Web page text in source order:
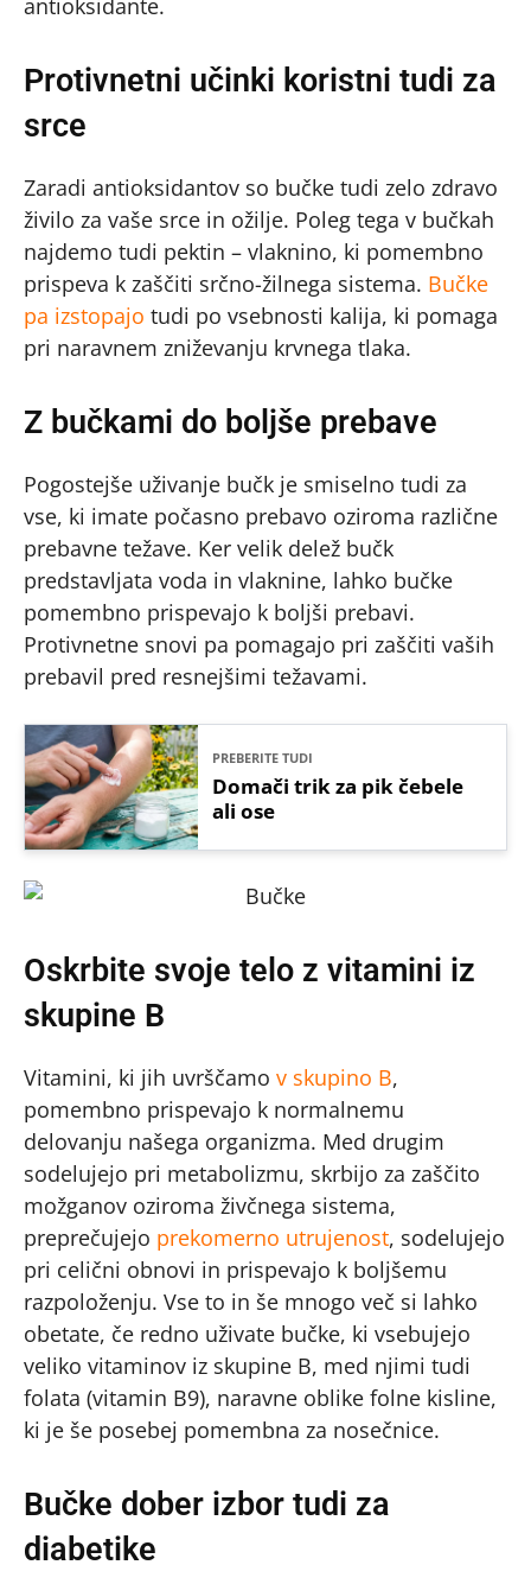
antioksidante.
Protivnetni učinki koristni tudi za
srce
Zaradi antioksidantov so bučke tudi zelo zdravo
živilo za vaše srce in ožilje. Poleg tega v bučkah
najdemo tudi pektin – vlaknino, ki pomembno
prispeva k zaščiti srčno-žilnega sistema. Bučke
pa izstopajo tudi po vsebnosti kalija, ki pomaga
pri naravnem zniževanju krvnega tlaka.
Z bučkami do boljše prebave
Pogostejše uživanje bučk je smiselno tudi za
vse, ki imate počasno prebavo oziroma različne
prebavne težave. Ker velik delež bučk
predstavljata voda in vlaknine, lahko bučke
pomembno prispevajo k boljši prebavi.
Protivnetne snovi pa pomagajo pri zaščiti vaših
prebavil pred resnejšimi težavami.
PREBERITE TUDI
Domači trik za pik čebele
ali ose
Oskrbite svoje telo z vitamini iz
skupine B
Vitamini, ki jih uvrščamo v skupino B,
pomembno prispevajo k normalnemu
delovanju našega organizma. Med drugim
sodelujejo pri metabolizmu, skrbijo za zaščito
možganov oziroma živčnega sistema,
preprečujejo prekomerno utrujenost, sodelujejo
pri celični obnovi in prispevajo k boljšemu
razpoloženju. Vse to in še mnogo več si lahko
obetate, če redno uživate bučke, ki vsebujejo
veliko vitaminov iz skupine B, med njimi tudi
folata (vitamin B9), naravne oblike folne kisline,
ki je še posebej pomembna za nosečnice.
Bučke dober izbor tudi za
diabetike